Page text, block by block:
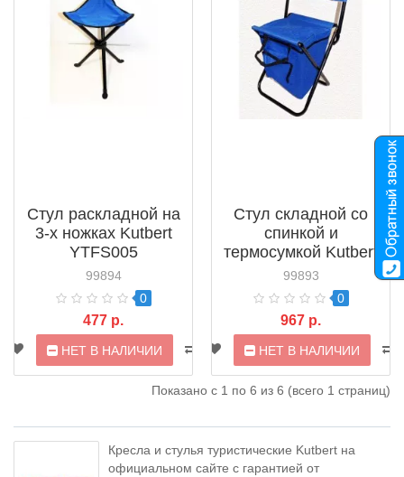
Стул раскладной на
3-х ножках Kutbert
YTFS005
99894
0
477 р.
НЕТ В НАЛИЧИИ
Стул складной со
спинкой и
термосумкой Kutbert
YTFS01
99893
0
967 р.
НЕТ В НАЛИЧИИ
Показано с 1 по 6 из 6 (всего 1 страниц)
Кресла и стулья туристические Kutbert на
официальном сайте с гарантией от